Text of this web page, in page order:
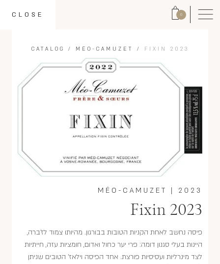
0
CLOSE
CATALOG / MÉO-CAMUZET / FIXIN 2023
2023
MÉO-CAMUZET
Fixin 2023
פיסה נחשב לאחת הקניות הטובות בבורגון. מהיותו צמוד לז'ברה,
היינות בעלי סגנון דומה: פרי יער כחול ואדום, חומציות עזה, חייתיות
לצד מינרליות ועסיסיות פורצת. אחד הפיסה וילאז' הטובים שניתן